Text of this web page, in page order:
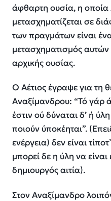
άφθαρτη ουσία, η οποία
μετασχηματίζεται σε
των πραγμάτων είναι
μετασχηματισμός
αρχικής ουσίας.
Ο Αέτιος έγραψε για τη
Αναξίμανδρου: “Τό γάρ
έστιν ού δύναται δ’ ή
ποιούν ύποκέηται”.
ενέργεια) δεν είναι
μπορεί δε η ύλη να
δημιουργός αιτία).
Στον Αναξίμανδρο